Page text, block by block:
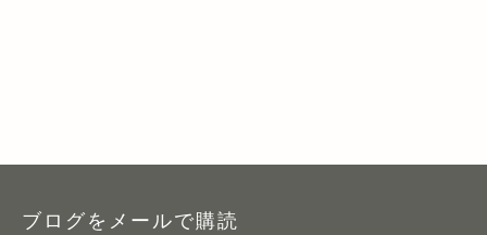
ブログをメールで購読